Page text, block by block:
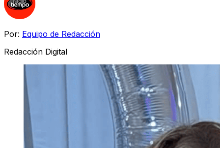
Por: Equipo de Redacción
Redacción Digital